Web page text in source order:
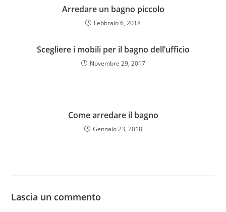
Arredare un bagno piccolo
Febbraio 6, 2018
Scegliere i mobili per il bagno dell’ufficio
Novembre 29, 2017
Come arredare il bagno
Gennaio 23, 2018
Lascia un commento